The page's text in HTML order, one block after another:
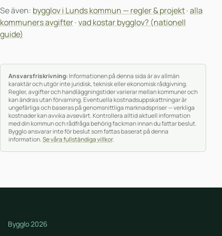
Se även: bygglov i Lunds kommun — regler & projekt·alla
kommuners avgifter·vad kostar bygglov? (nationell
guide)
Ansvarsfriskrivning: Informationen på denna sida är av allmän
karaktär och utgör inte juridisk, teknisk eller ekonomisk rådgivning.
Regler, avgifter och handläggningstider varierar mellan kommuner och
kan ändras utan förvarning. Eventuella kostnadsuppskattningar är
ungefärliga och baseras på genomsnittliga marknadspriser — verkliga
kostnader kan avvika avsevärt. Kontrollera alltid aktuell information
med din kommun och rådfråga behörig fackman innan du fattar beslut.
Bygglo ansvarar inte för beslut som fattas baserat på denna
information.Se våra fullständiga villkor.
Bygglo 2026